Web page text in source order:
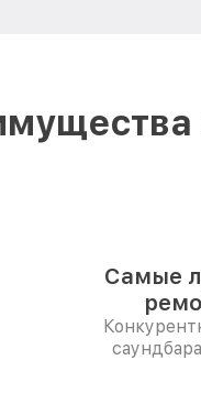
Самые